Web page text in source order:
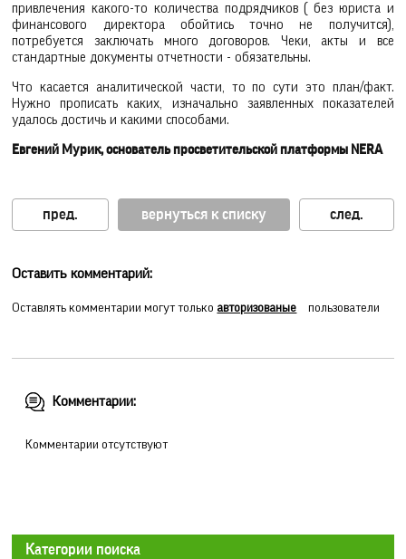
привлечения какого-то количества подрядчиков ( без юриста и
финансового директора обойтись точно не получится),
потребуется заключать много договоров. Чеки, акты и все
стандартные документы отчетности - обязательны.
Что касается аналитической части, то по сути это план/факт.
Нужно прописать каких, изначально заявленных показателей
удалось достичь и какими способами.
Евгений Мурик, основатель просветительской платформы NERA
вернуться к списку
Оставить комментарий:
Оставлять комментарии могут только авторизованые пользователи
Комментарии:
Комментарии отсутствуют
Категории поиска